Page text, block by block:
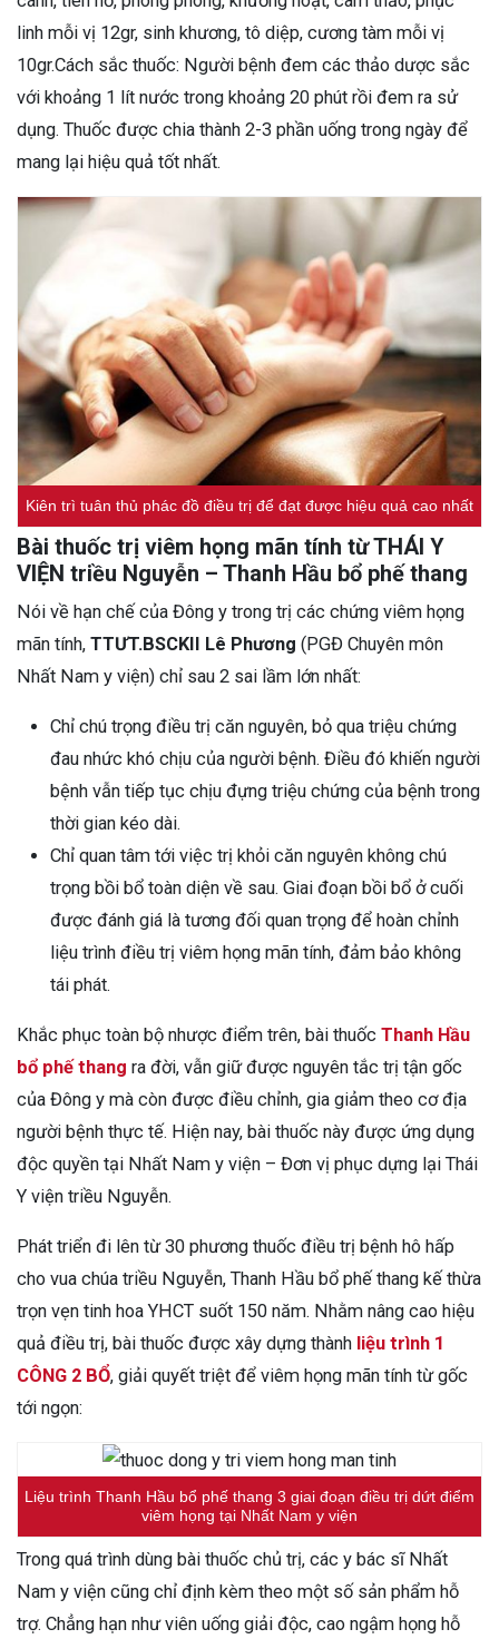
linh mỗi vị 12gr, sinh khương, tô diệp, cương tàm mỗi vị
10gr.Cách sắc thuốc: Người bệnh đem các thảo dược sắc
với khoảng 1 lít nước trong khoảng 20 phút rồi đem ra sử
dụng. Thuốc được chia thành 2-3 phần uống trong ngày để
mang lại hiệu quả tốt nhất.
Kiên trì tuân thủ phác đồ điều trị để đạt được hiệu quả cao nhất
Bài thuốc trị viêm họng mãn tính từ THÁI Y
VIỆN triều Nguyễn – Thanh Hầu bổ phế thang
Nói về hạn chế của Đông y trong trị các chứng viêm họng
mãn tính, TTƯT.BSCKII Lê Phương (PGĐ Chuyên môn
Nhất Nam y viện) chỉ sau 2 sai lầm lớn nhất:
Chỉ chú trọng điều trị căn nguyên, bỏ qua triệu chứng
đau nhức khó chịu của người bệnh. Điều đó khiến người
bệnh vẫn tiếp tục chịu đựng triệu chứng của bệnh trong
thời gian kéo dài.
Chỉ quan tâm tới việc trị khỏi căn nguyên không chú
trọng bồi bổ toàn diện về sau. Giai đoạn bồi bổ ở cuối
được đánh giá là tương đối quan trọng để hoàn chỉnh
liệu trình điều trị viêm họng mãn tính, đảm bảo không
tái phát.
Khắc phục toàn bộ nhược điểm trên, bài thuốc Thanh Hầu
bổ phế thang ra đời, vẫn giữ được nguyên tắc trị tận gốc
của Đông y mà còn được điều chỉnh, gia giảm theo cơ địa
người bệnh thực tế. Hiện nay, bài thuốc này được ứng dụng
độc quyền tại Nhất Nam y viện – Đơn vị phục dựng lại Thái
Y viện triều Nguyễn.
Phát triển đi lên từ 30 phương thuốc điều trị bệnh hô hấp
cho vua chúa triều Nguyễn, Thanh Hầu bổ phế thang kế thừa
trọn vẹn tinh hoa YHCT suốt 150 năm. Nhằm nâng cao hiệu
quả điều trị, bài thuốc được xây dựng thành liệu trình 1
CÔNG 2 BỔ, giải quyết triệt để viêm họng mãn tính từ gốc
tới ngọn:
Liệu trình Thanh Hầu bổ phế thang 3 giai đoạn điều trị dứt điểm
viêm họng tại Nhất Nam y viện
Trong quá trình dùng bài thuốc chủ trị, các y bác sĩ Nhất
Nam y viện cũng chỉ định kèm theo một số sản phẩm hỗ
trợ. Chẳng hạn như viên uống giải độc, cao ngậm họng hỗ